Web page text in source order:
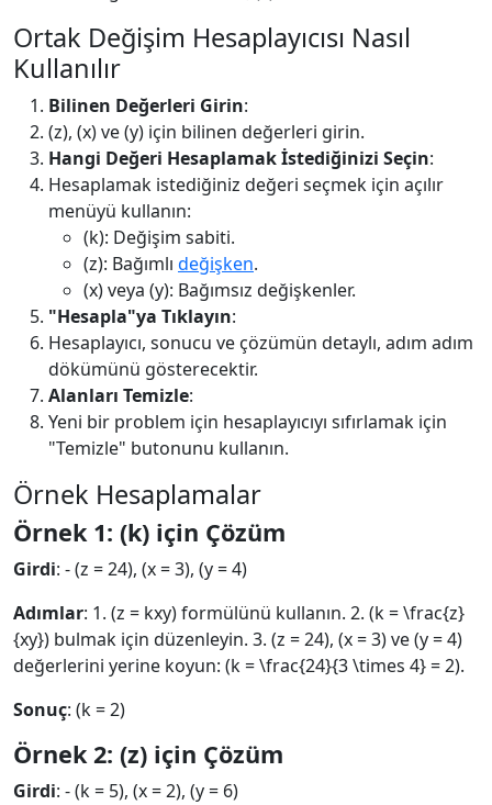
Ortak Değişim Hesaplayıcısı Nasıl
Kullanılır
Bilinen Değerleri Girin:
(z), (x) ve (y) için bilinen değerleri girin.
Hangi Değeri Hesaplamak İstediğinizi Seçin:
Hesaplamak istediğiniz değeri seçmek için açılır
menüyü kullanın:
(k): Değişim sabiti.
(z): Bağımlı değişken.
(x) veya (y): Bağımsız değişkenler.
"Hesapla"ya Tıklayın:
Hesaplayıcı, sonucu ve çözümün detaylı, adım adım
dökümünü gösterecektir.
Alanları Temizle:
Yeni bir problem için hesaplayıcıyı sıfırlamak için
"Temizle" butonunu kullanın.
Örnek Hesaplamalar
Örnek 1: (k) için Çözüm
Girdi: - (z = 24), (x = 3), (y = 4)
Adımlar: 1. (z = kxy) formülünü kullanın. 2. (k = \frac{z}
{xy}) bulmak için düzenleyin. 3. (z = 24), (x = 3) ve (y = 4)
değerlerini yerine koyun: (k = \frac{24}{3 \times 4} = 2).
Sonuç: (k = 2)
Örnek 2: (z) için Çözüm
Girdi: - (k = 5), (x = 2), (y = 6)